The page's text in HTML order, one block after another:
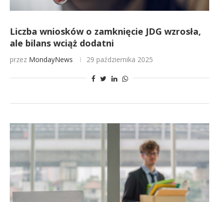
Liczba wniosków o zamknięcie JDG wzrosła,
ale bilans wciąż dodatni
przez MondayNews 29 października 2025